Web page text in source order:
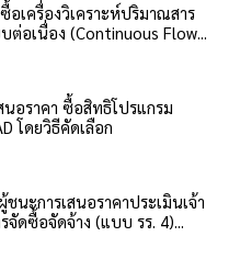
อเครื่องวิเคราะห์ปริมาณสาร
ต่อเนื่อง (Continuous Flow...
อราคา ซื้อสิทธิโปรแกรม
โดยวิธีคัดเลือก
ชนะการเสนอราคาประเมินเจ้า
ดซื้อจัดจ้าง (แบบ รร. 4)...